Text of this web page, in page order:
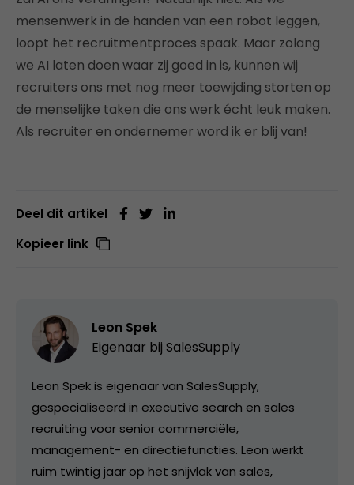
mensenwerk in de handen van een robot leggen,
loopt het recruitmentproces spaak. Maar zolang
we AI laten doen waar zij goed in is, kunnen wij
recruiters ons met nog meer toewijding storten op
de menselijke taken die ons werk écht leuk maken.
Als recruiter en ondernemer word ik er blij van!
Deel dit artikel
Kopieer link
Leon Spek
Eigenaar bij SalesSupply
Leon Spek is eigenaar van SalesSupply,
gespecialiseerd in executive search en sales
recruiting voor senior commerciële,
management- en directiefuncties. Leon werkt
ruim twintig jaar op het snijvlak van sales,